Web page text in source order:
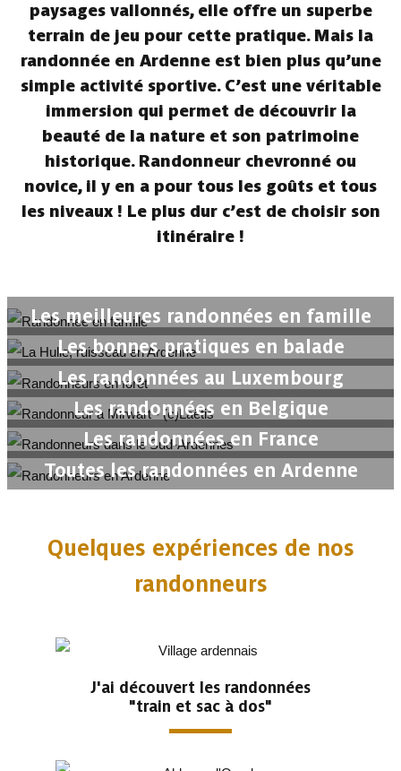
paysages vallonnés, elle offre un superbe
terrain de jeu pour cette pratique. Mais la
randonnée en Ardenne est bien plus qu’une
simple activité sportive. C’est une véritable
immersion qui permet de découvrir la
beauté de la nature et son patrimoine
historique. Randonneur chevronné ou
novice, il y en a pour tous les goûts et tous
les niveaux ! Le plus dur c’est de choisir son
itinéraire !
Les meilleures randonnées en famille
Les bonnes pratiques en balade
Les randonnées au Luxembourg
Les randonnées en Belgique
Les randonnées en France
Toutes les randonnées en Ardenne
Quelques expériences de nos
randonneurs
J'ai découvert les randonnées
"train et sac à dos"